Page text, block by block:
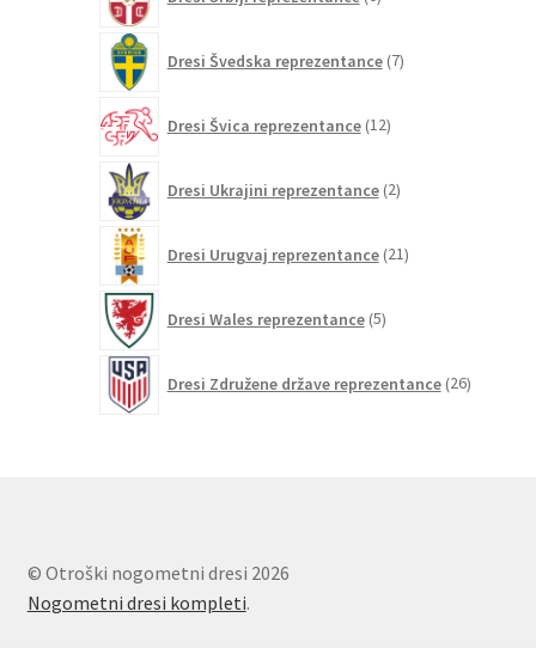
izdelkov
Dresi Švedska reprezentance 7izdelkov
Dresi Švica reprezentance 12izdelkov
Dresi Ukrajini reprezentance 2izdelka
Dresi Urugvaj reprezentance 21izdelkov
Dresi Wales reprezentance 5izdelkov
Dresi Združene države reprezentance 26izdelkov
© Otroški nogometni dresi 2026
Nogometni dresi kompleti.